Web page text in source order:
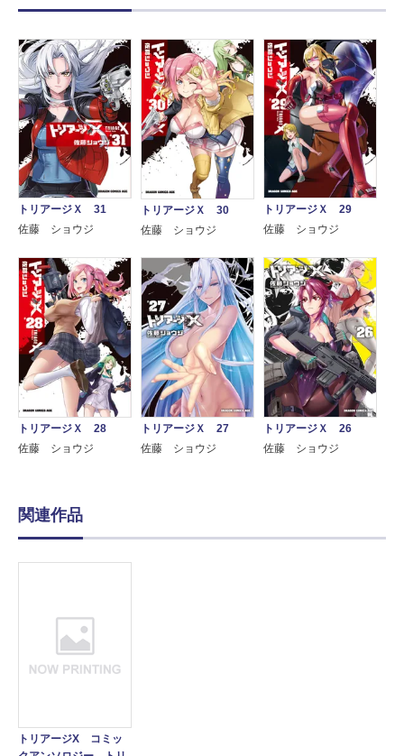
トリアージＸ 31
佐藤 ショウジ
トリアージＸ 30
佐藤 ショウジ
トリアージＸ 29
佐藤 ショウジ
トリアージＸ 28
佐藤 ショウジ
トリアージＸ 27
佐藤 ショウジ
トリアージＸ 26
佐藤 ショウジ
関連作品
トリアージX コミッ